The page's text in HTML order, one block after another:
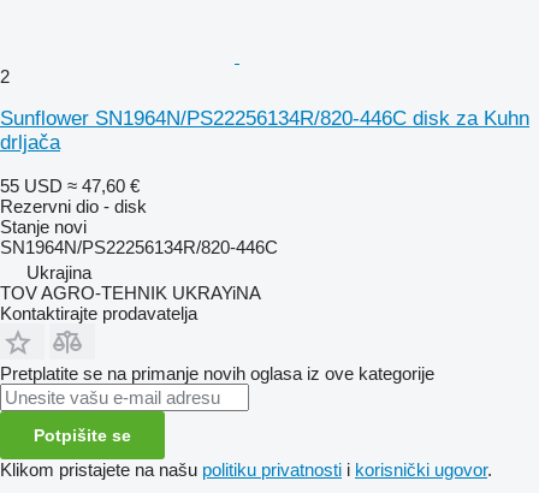
2
Sunflower SN1964N/PS22256134R/820-446C disk za Kuhn
drljača
55 USD ≈ 47,60 €
Rezervni dio - disk
Stanje novi
SN1964N/PS22256134R/820-446C
Ukrajina
TOV AGRO-TEHNIK UKRAYiNA
Kontaktirajte prodavatelja
Pretplatite se na primanje novih oglasa iz ove kategorije
Potpišite se
Klikom pristajete na našu politiku privatnosti i korisnički ugovor.